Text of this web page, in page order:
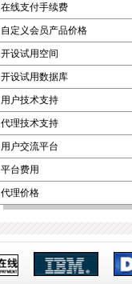
在线支付手续费
自定义会员产品价格
开设试用空间
开设试用数据库
用户技术支持
代理技术支持
用户交流平台
平台费用
代理价格